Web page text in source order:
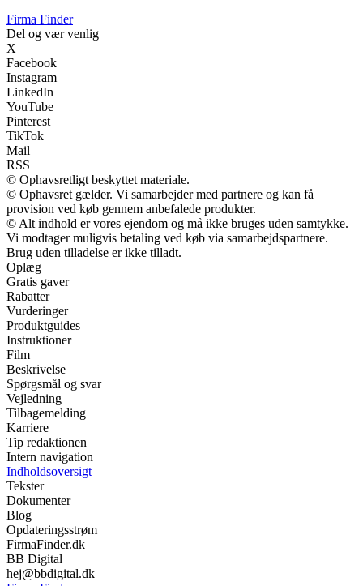
Firma Finder
Del og vær venlig
X
Facebook
Instagram
LinkedIn
YouTube
Pinterest
TikTok
Mail
RSS
© Ophavsretligt beskyttet materiale.
© Ophavsret gælder. Vi samarbejder med partnere og kan få
provision ved køb gennem anbefalede produkter.
© Alt indhold er vores ejendom og må ikke bruges uden samtykke.
Vi modtager muligvis betaling ved køb via samarbejdspartnere.
Brug uden tilladelse er ikke tilladt.
Oplæg
Gratis gaver
Rabatter
Vurderinger
Produktguides
Instruktioner
Film
Beskrivelse
Spørgsmål og svar
Vejledning
Tilbagemelding
Karriere
Tip redaktionen
Intern navigation
Indholdsoversigt
Tekster
Dokumenter
Blog
Opdateringsstrøm
FirmaFinder.dk
BB Digital
hej@bbdigital.dk